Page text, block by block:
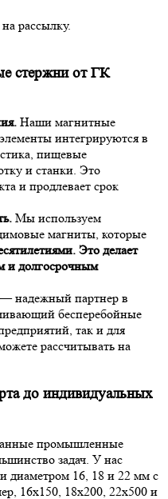
рассылку.
стержни от ГК
Наши магнитные
интегрируются в
пищевые
и станки. Это
и продлевает срок
Мы используем
магниты, которые
Это делает
и долгосрочным
надежный партнер в
бесперебойные
так и для
рассчитывать на
до индивидуальных
промышленные
задач. У нас
диаметром 16, 18 и 22 мм с
16х150, 18х200, 22х500 и